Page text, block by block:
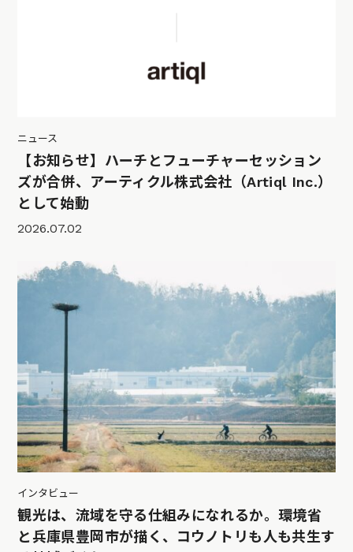
ニュース
【お知らせ】ハーチとフューチャーセッション
ズが合併、アーティクル株式会社（Artiql Inc.）
として始動
2026.07.02
インタビュー
観光は、流域を守る仕組みになれるか。環境省
と兵庫県豊岡市が描く、コウノトリも人も共生す